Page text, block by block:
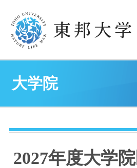
大学院
2027年度大学